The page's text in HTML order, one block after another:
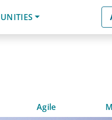
Agile